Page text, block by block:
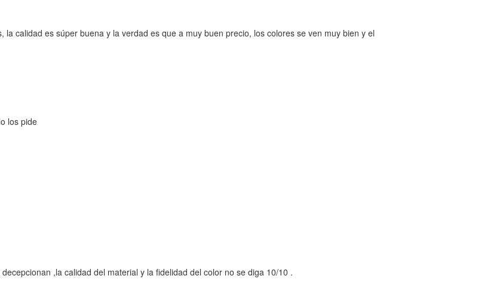
la calidad es súper buena y la verdad es que a muy buen precio, los colores se ven muy bien y el
los pide
,la calidad del material y la fidelidad del color no se diga 10/10 .